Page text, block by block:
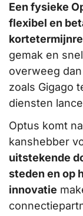
Een fysieke
flexibel en
gemak en
overweeg
zoals Gigago
diensten
Optus komt
kanshebber
uitstekende
steden en op
innovatie